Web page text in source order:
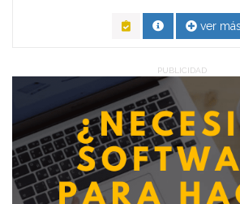
ver más
PUBLICIDAD